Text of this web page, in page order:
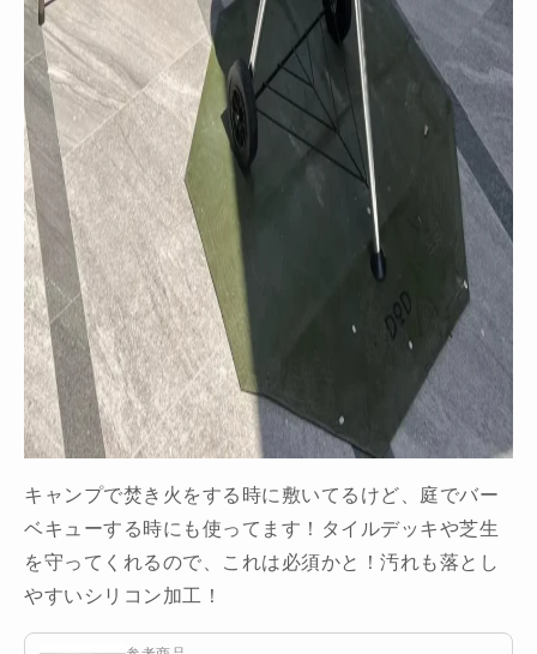
キャンプで焚き火をする時に敷いてるけど、庭でバー
ベキューする時にも使ってます！タイルデッキや芝生
を守ってくれるので、これは必須かと！汚れも落とし
やすいシリコン加工！